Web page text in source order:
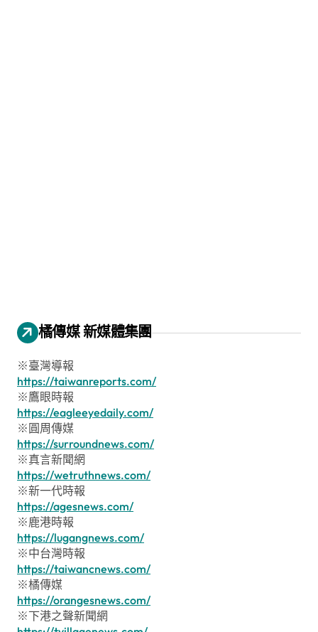
橘傳媒 新媒體集團
※臺灣導報
https://taiwanreports.com/
※鷹眼時報
https://eagleeyedaily.com/
※圓周傳媒
https://surroundnews.com/
※真言新聞網
https://wetruthnews.com/
※新一代時報
https://agesnews.com/
※鹿港時報
https://lugangnews.com/
※中台灣時報
https://taiwancnews.com/
※橘傳媒
https://orangesnews.com/
※下港之聲新聞網